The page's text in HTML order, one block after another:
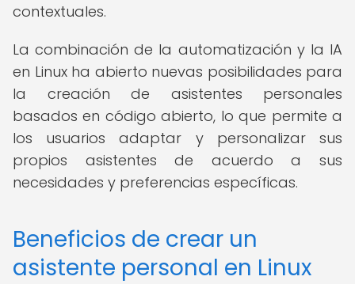
contextuales.
La combinación de la automatización y la IA
en Linux ha abierto nuevas posibilidades para
la creación de asistentes personales
basados en código abierto, lo que permite a
los usuarios adaptar y personalizar sus
propios asistentes de acuerdo a sus
necesidades y preferencias específicas.
Beneficios de crear un
asistente personal en Linux